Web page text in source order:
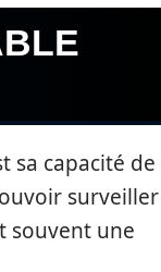
sa capacité de
surveiller
souvent une